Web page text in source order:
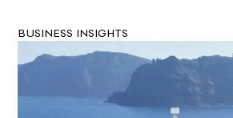
BUSINESS INSIGHTS